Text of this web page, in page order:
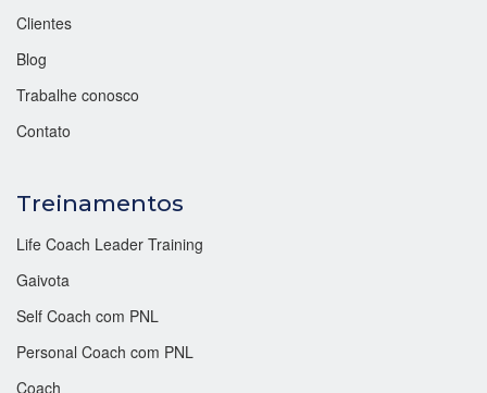
Clientes
Blog
Trabalhe conosco
Contato
Treinamentos
Life Coach Leader Training
Gaivota
Self Coach com PNL
Personal Coach com PNL
Coach